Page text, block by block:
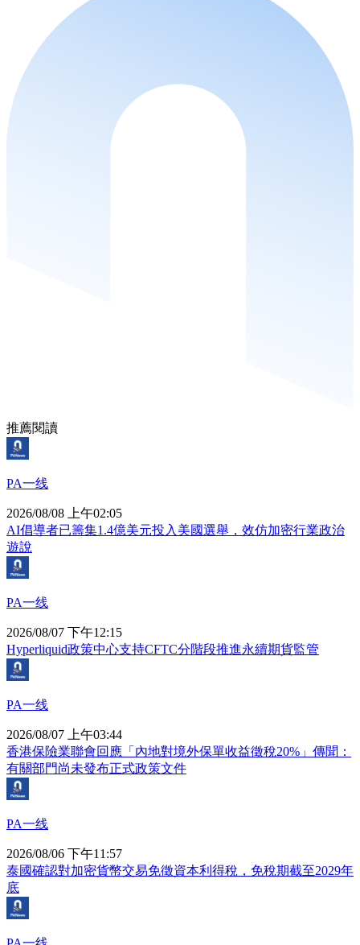
推薦閱讀
PA一线
2026/08/08 上午02:05
AI倡導者已籌集1.4億美元投入美國選舉，效仿加密行業政治
遊說
PA一线
2026/08/07 下午12:15
Hyperliquid政策中心支持CFTC分階段推進永續期貨監管
PA一线
2026/08/07 上午03:44
香港保險業聯會回應「內地對境外保單收益徵稅20%」傳聞：
有關部門尚未發布正式政策文件
PA一线
2026/08/06 下午11:57
泰國確認對加密貨幣交易免徵資本利得稅，免稅期截至2029年
底